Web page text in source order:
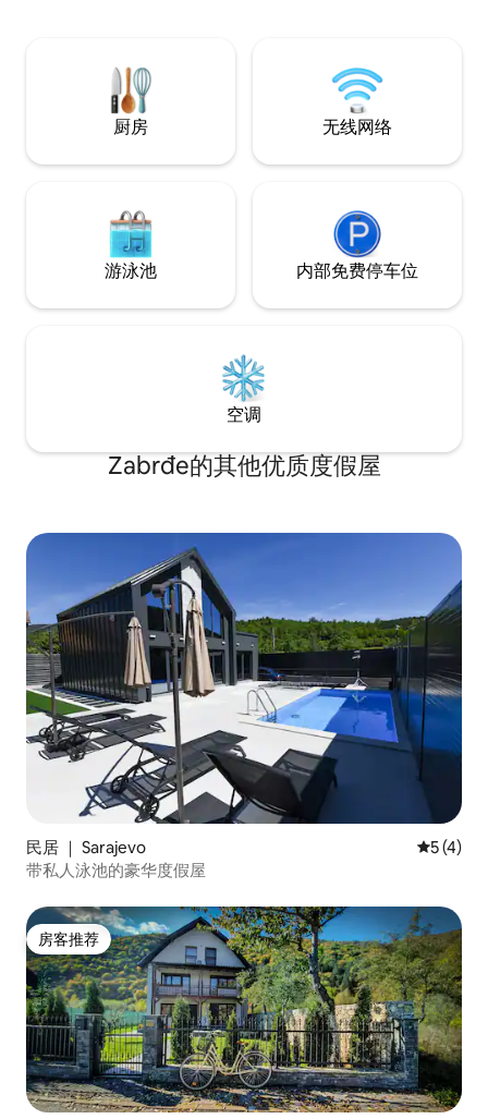
厨房 无线网络
游泳池 内部免费停车位
空调
Zabrđe的其他优质度假屋
民居 ｜ Sarajevo 平均评分
5 (4)
带私人泳池的豪华度假屋
房客推荐
房客推荐